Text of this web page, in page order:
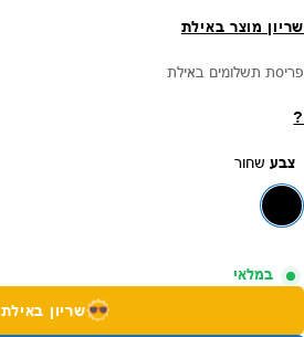
שריון מוצר באילת
פריסת תשלומים באילת
?
צבע שחור
במלאי
שריון באילת